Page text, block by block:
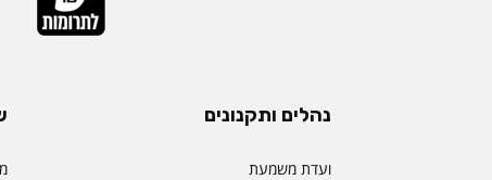
נהלים ותקנונים
ועדת משמעת